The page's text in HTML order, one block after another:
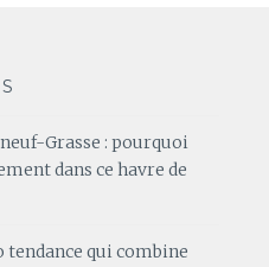
Grasse : pourquoi
dans ce havre de
tendance qui combine